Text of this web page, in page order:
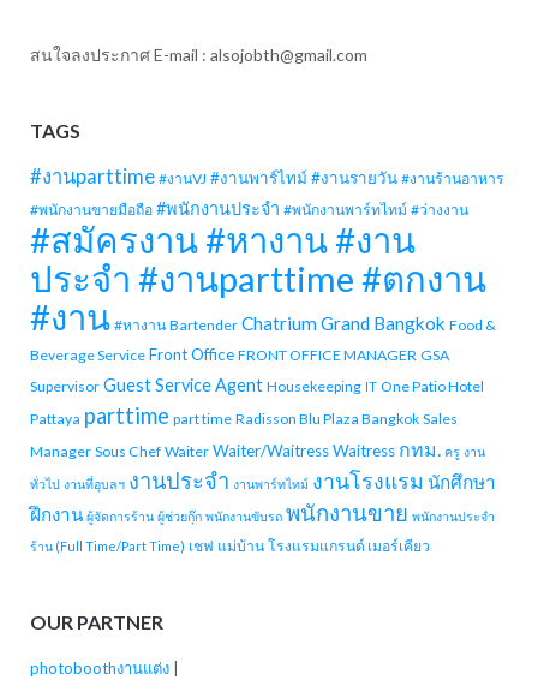
สนใจลงประกาศ E-mail : alsojobth@gmail.com
TAGS
#งานparttime #งานVJ #งานพาร์ไทม์ #งานรายวัน #งานร้านอาหาร
#พนักงานขายมือถือ #พนักงานประจำ #พนักงานพาร์ทไทม์ #ว่างงาน
#สมัครงาน #หางาน #งาน
ประจำ #งานparttime #ตกงาน
#งาน #หางาน Bartender Chatrium Grand Bangkok Food &
Beverage Service Front Office FRONT OFFICE MANAGER GSA
Supervisor Guest Service Agent Housekeeping IT One Patio Hotel
Pattaya parttime part time Radisson Blu Plaza Bangkok Sales
Manager Sous Chef Waiter Waiter/WaitressWaitress กทม. ครู งาน
ทั่วไป งานที่อุบลฯ งานประจำ งานพาร์ทไทม์ งานโรงแรม นักศึกษา
ฝึกงาน ผู้จัดการร้าน ผู้ช่วยกุ๊ก พนักงานขับรถ พนักงานขาย พนักงานประจำ
ร้าน (Full Time/Part Time) เชฟ แม่บ้าน โรงแรมแกรนด์ เมอร์เคียว
OUR PARTNER
photoboothงานแต่ง|